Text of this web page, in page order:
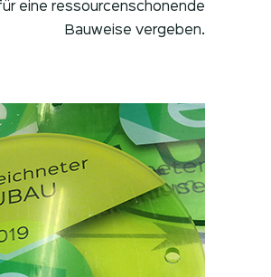
eine ressourcenschonende
Bauweise vergeben.